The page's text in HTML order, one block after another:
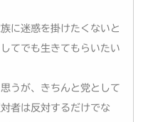
に迷惑を掛けたくないと
てでも生きてもらいたい
うが、きちんと党として
者は反対するだけでな